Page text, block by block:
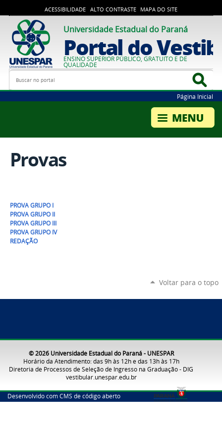
ACESSIBILIDADE ALTO CONTRASTE MAPA DO SITE
Universidade Estadual do Paraná
Portal do
ENSINO SUPERIOR PÚBLICO, GRATUITO E DE
QUALIDADE
Busca
Página Inicial
Provas
PROVA GRUPO I
PROVA GRUPO II
PROVA GRUPO III
PROVA GRUPO IV
REDAÇÃO
Voltar para o topo
© 2026 Universidade Estadual do Paraná - UNESPAR
Horário da Atendimento: das 9h às 12h e das 13h às 17h
Diretoria de Processos de Seleção de Ingresso na Graduação - DIG
vestibular.unespar.edu.br
Desenvolvido com CMS de código aberto